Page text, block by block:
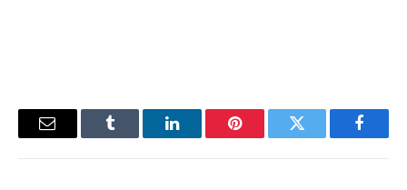
فيسبوك تويتر بينتيريستلينكدإن Tumblr
البريد